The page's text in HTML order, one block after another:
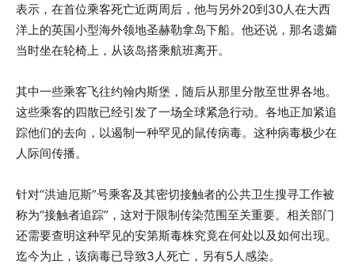
表示，在首位乘客死亡近两周后，他与另外20到30人在大西
洋上的英国小型海外领地圣赫勒拿岛下船。他还说，那名遗孀
当时坐在轮椅上，从该岛搭乘航班离开。
其中一些乘客飞往约翰内斯堡，随后从那里分散至世界各地。
这些乘客的四散已经引发了一场全球紧急行动。各地正加紧追
踪他们的去向，以遏制一种罕见的鼠传病毒。这种病毒极少在
人际间传播。
针对“洪迪厄斯”号乘客及其密切接触者的公共卫生搜寻工作被
称为“接触者追踪”，这对于限制传染范围至关重要。相关部门
还需要查明这种罕见的安第斯毒株究竟在何处以及如何出现。
迄今为止，该病毒已导致3人死亡，另有5人感染。